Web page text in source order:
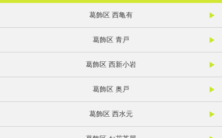
葛飾区 西亀有
葛飾区 青戸
葛飾区 西新小岩
葛飾区 奥戸
葛飾区 西水元